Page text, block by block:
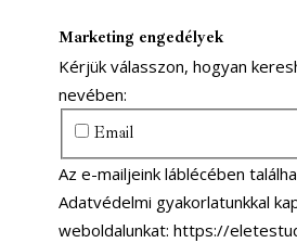
Marketing engedélyek
Kérjük válasszon, hogyan
nevében:
Email
Az e-mailjeink láblécében
Adatvédelmi gyakorlatunkkal
weboldalunkat: https://